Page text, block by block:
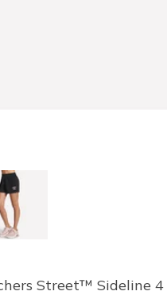
Street™ Sideline